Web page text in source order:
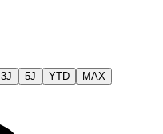
3J 5J YTD MAX